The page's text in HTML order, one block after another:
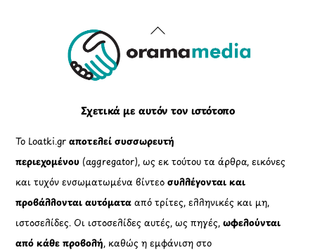
Back
To
Σχετικά με αυτόν τον ιστότοπο
Το Loatki.grαποτελεί συσσωρευτή
περιεχομένου (aggregator), ως εκ τούτου τα άρθρα, εικόνες
και τυχόν ενσωματωμένα βίντεοσυλλέγονται και
προβάλλονται αυτόματααπό τρίτες, ελληνικές και μη,
ιστοσελίδες. Οι ιστοσελίδες αυτές, ως πηγές,ωφελούνται
από κάθε προβολή, καθώς η εμφάνιση στο